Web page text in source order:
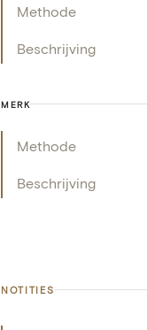
Methode
Beschrijving
MERK
Methode
Beschrijving
NOTITIES